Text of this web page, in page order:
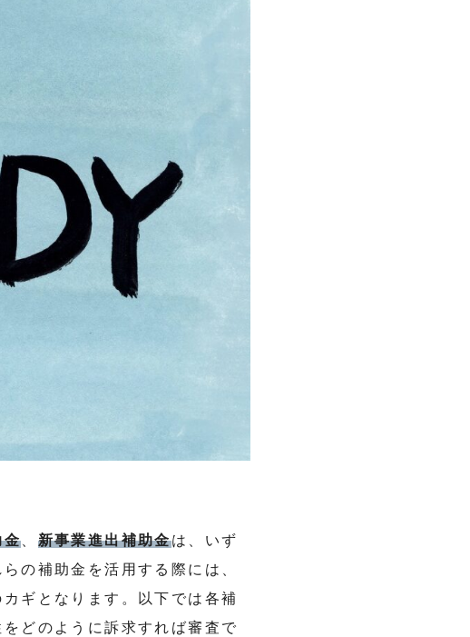
金 新事業進出補助金は、いず
の補助金を活用する際には、
ギとなります。以下では各補
どのように訴求すれば審査で